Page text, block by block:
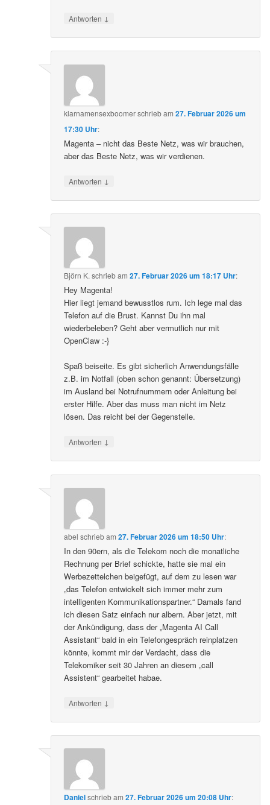
Antworten ↓
klarnamensexboomerschriebam27. Februar 2026 um
17:30 Uhr:
Magenta – nicht das Beste Netz, was wir brauchen,
aber das Beste Netz, was wir verdienen.
Antworten ↓
Björn K. schriebam27. Februar 2026 um 18:17 Uhr:
Hey Magenta!
Hier liegt jemand bewusstlos rum. Ich lege mal das
Telefon auf die Brust. Kannst Du ihn mal
wiederbeleben? Geht aber vermutlich nur mit
OpenClaw :-}
Spaß beiseite. Es gibt sicherlich Anwendungsfälle
z.B. im Notfall (oben schon genannt: Übersetzung)
im Ausland bei Notrufnummern oder Anleitung bei
erster Hilfe. Aber das muss man nicht im Netz
lösen. Das reicht bei der Gegenstelle.
Antworten ↓
abel schriebam27. Februar 2026 um 18:50 Uhr:
In den 90ern, als die Telekom noch die monatliche
Rechnung per Brief schickte, hatte sie mal ein
Werbezettelchen beigefügt, auf dem zu lesen war
„das Telefon entwickelt sich immer mehr zum
intelligenten Kommunikationspartner.“ Damals fand
ich diesen Satz einfach nur albern. Aber jetzt, mit
der Ankündigung, dass der „Magenta AI Call
Assistant“ bald in ein Telefongespräch reinplatzen
könnte, kommt mir der Verdacht, dass die
Telekomiker seit 30 Jahren an diesem „call
Assistent“ gearbeitet habae.
Antworten ↓
Danielschriebam27. Februar 2026 um 20:08 Uhr: